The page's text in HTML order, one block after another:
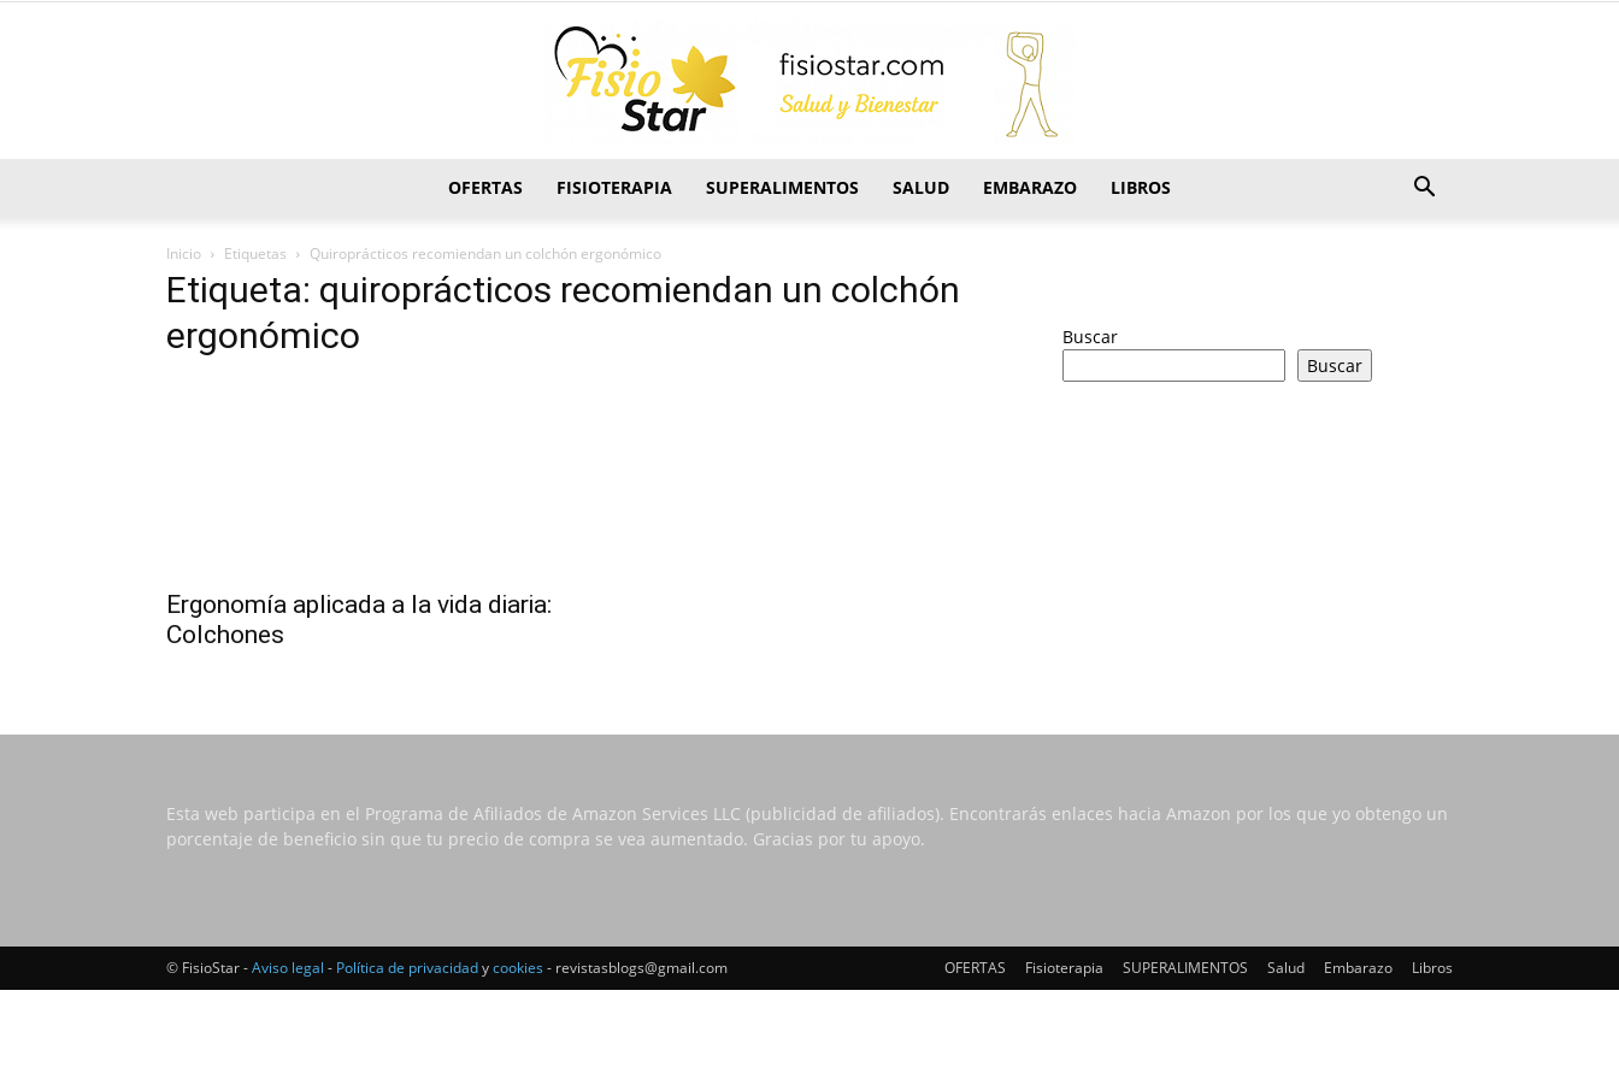
OFERTAS FISIOTERAPIA SUPERALIMENTOS SALUD EMBARAZO LIBROS
Inicio Etiquetas Quiroprácticos recomiendan un colchón ergonómico
Etiqueta: quiroprácticos recomiendan un colchón
ergonómico
Ergonomía aplicada a la vida diaria:
Colchones
Buscar
Buscar
Esta web participa en el Programa de Afiliados de Amazon Services LLC (publicidad de afiliados). Encontrarás enlaces hacia Amazon por los que yo obtengo un
porcentaje de beneficio sin que tu precio de compra se vea aumentado. Gracias por tu apoyo.
OFERTAS Fisioterapia SUPERALIMENTOS Salud Embarazo Libros
© FisioStar -Aviso legal - Política de privacidadycookies - revistasblogs@gmail.com